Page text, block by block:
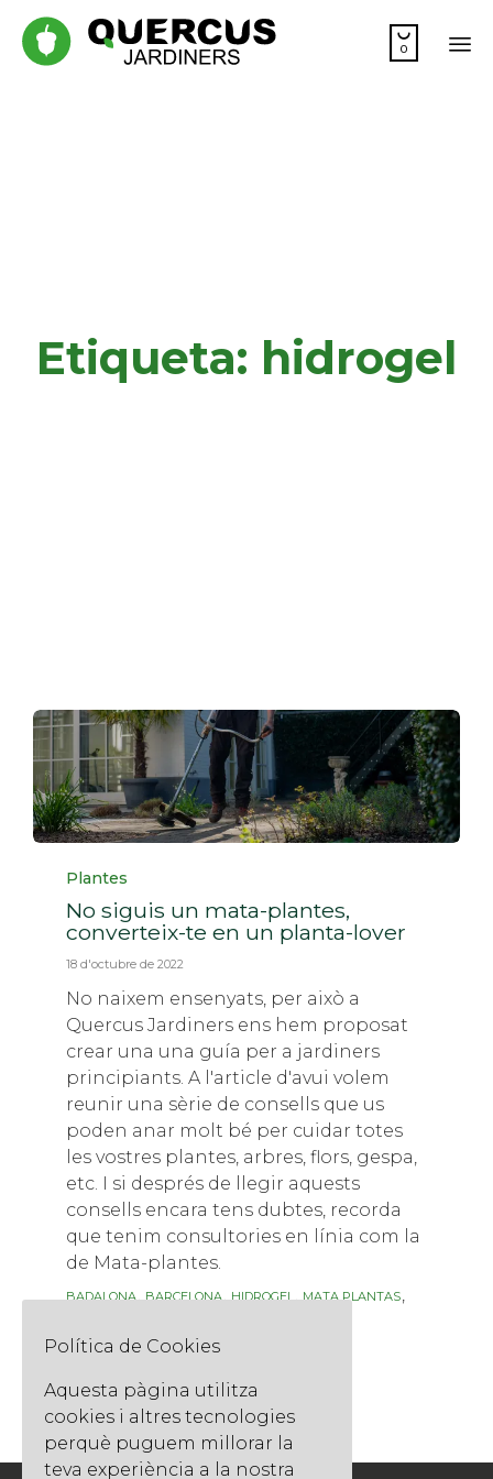

0
Etiqueta: hidrogel
Categoria
Plantes
No siguis un mata-plantes,
converteix-te en un planta-lover
18 d'octubre de 2022
No naixem ensenyats, per això a
Quercus Jardiners ens hem proposat
crear una una guía per a jardiners
principiants. A l'article d'avui volem
reunir una sèrie de consells que us
poden anar molt bé per cuidar totes
les vostres plantes, arbres, flors, gespa,
etc. I si després de llegir aquests
consells encara tens dubtes, recorda
que tenim consultories en línia com la
de Mata-plantes.
Etiquetes
BADALONA,BARCELONA,HIDROGEL,MATA PLANTAS,
Política de Cookies
Aquesta pàgina utilitza
cookies i altres tecnologies
perquè puguem millorar la
teva experiència a la nostra